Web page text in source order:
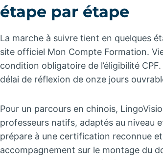
étape par étape
La marche à suivre tient en quelques
site officiel Mon Compte Formation.
condition obligatoire de l’éligibilité
délai de réflexion de onze jours
Pour un parcours en chinois,
professeurs natifs, adaptés au niveau
prépare à une certification reconnue
accompagnement sur le montage du